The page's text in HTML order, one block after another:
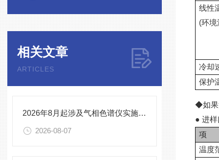
相关文章
ARTICLES
2026年8月起涉及气相色谱仪实施的标准有哪些
2026-08-07
线性
(环境
冷却
保护
◆如果
● 进
项
温度